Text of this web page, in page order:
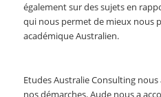
également sur des sujets en
qui nous permet de mieux nous
académique Australien.
Etudes Australie Consulting